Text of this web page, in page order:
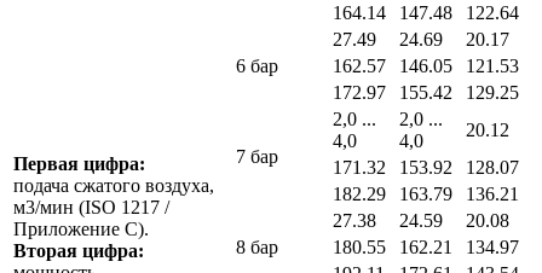
Первая цифра:
подача сжатого воздуха,
м3/мин (ISO 1217 /
Приложение C).
Вторая цифра:
164.14
147.48 122.64
6 бар
27.49 24.69
20.17
162.57
146.05
121.53
172.97
155.42 129.25
7 бар
2,0 ...
4,0
2,0 ...
4,0
20.12
171.32
153.92
128.07
182.29
163.79 136.21
8 бар
27.38 24.59
20.08
180.55
162.21
134.97